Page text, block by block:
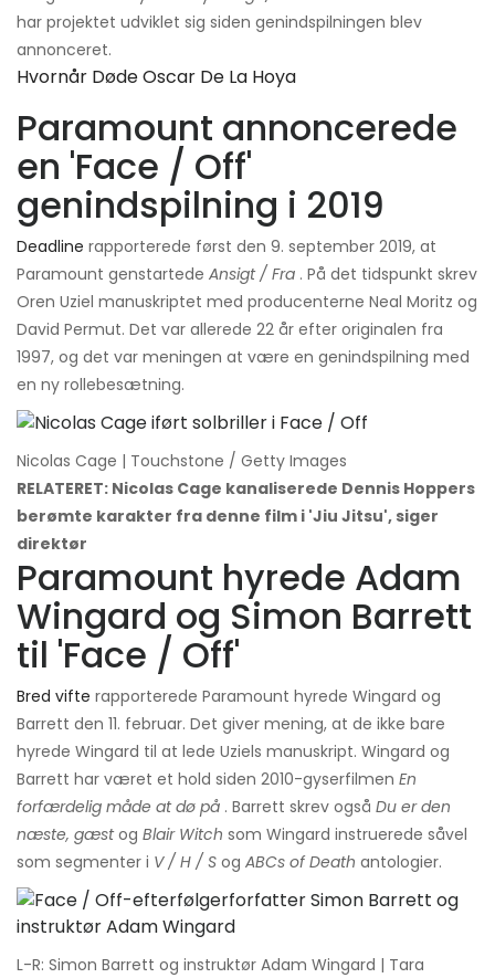
har projektet udviklet sig siden genindspilningen blev
annonceret.
Hvornår Døde Oscar De La Hoya
Paramount annoncerede
en 'Face / Off'
genindspilning i 2019
Deadline rapporterede først den 9. september 2019, at
Paramount genstartede Ansigt / Fra . På det tidspunkt skrev
Oren Uziel manuskriptet med producenterne Neal Moritz og
David Permut. Det var allerede 22 år efter originalen fra
1997, og det var meningen at være en genindspilning med
en ny rollebesætning.
Nicolas Cage | Touchstone / Getty Images
RELATERET: Nicolas Cage kanaliserede Dennis Hoppers
berømte karakter fra denne film i 'Jiu Jitsu', siger
direktør
Paramount hyrede Adam
Wingard og Simon Barrett
til 'Face / Off'
Bred vifte rapporterede Paramount hyrede Wingard og
Barrett den 11. februar. Det giver mening, at de ikke bare
hyrede Wingard til at lede Uziels manuskript. Wingard og
Barrett har været et hold siden 2010-gyserfilmen En
forfærdelig måde at dø på . Barrett skrev også Du er den
næste, gæstog Blair Witch som Wingard instruerede såvel
som segmenter i V / H / S og ABCs of Death antologier.
L-R: Simon Barrett og instruktør Adam Wingard | Tara